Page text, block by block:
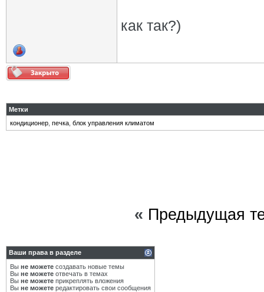
как так?)
Метки
кондиционер печка блок управления климатом
« Предыдущая
Ваши права в разделе
Вы не можете создавать новые темы
Вы не можете отвечать в темах
Вы не можете прикреплять вложения
Вы не можете редактировать свои сообщения